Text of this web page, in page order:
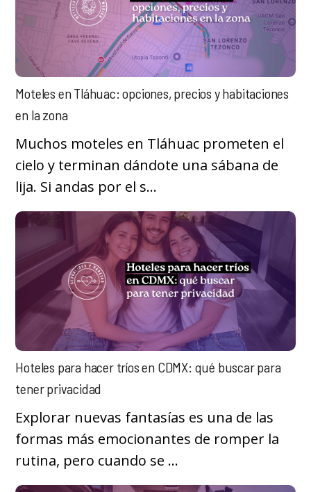
Moteles en Tláhuac: opciones, precios y habitaciones
en la zona
Muchos moteles en Tláhuac prometen el
cielo y terminan dándote una sábana de
lija. Si andas por el s...
Hoteles para hacer tríos en CDMX: qué buscar para
tener privacidad
Explorar nuevas fantasías es una de las
formas más emocionantes de romper la
rutina, pero cuando se ...